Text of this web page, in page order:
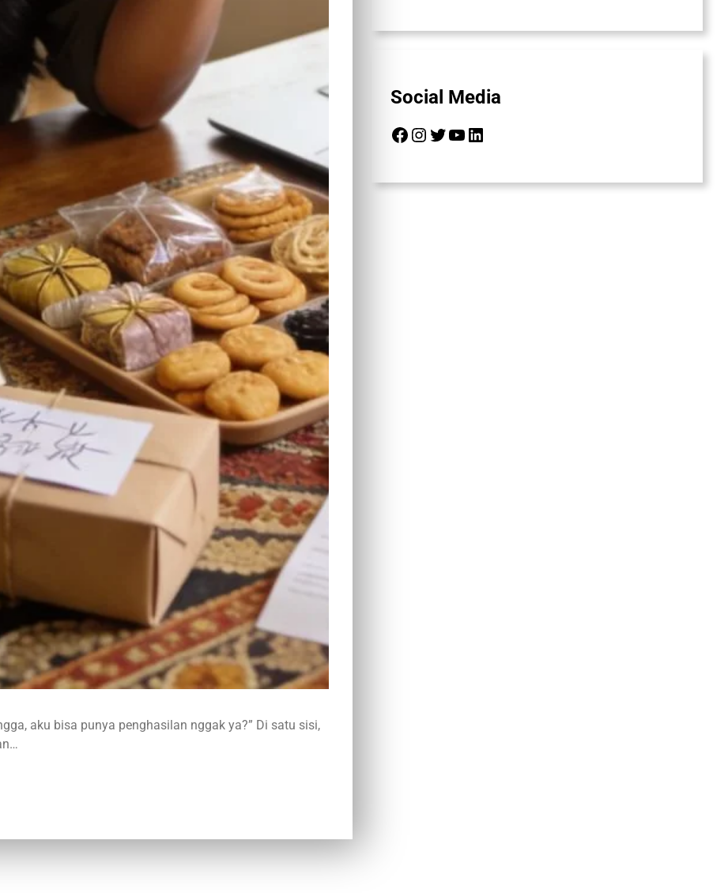
aku bisa punya penghasilan nggak ya?” Di satu sisi,
Social Media
Facebook Instagram Twitter YouTube LinkedIn